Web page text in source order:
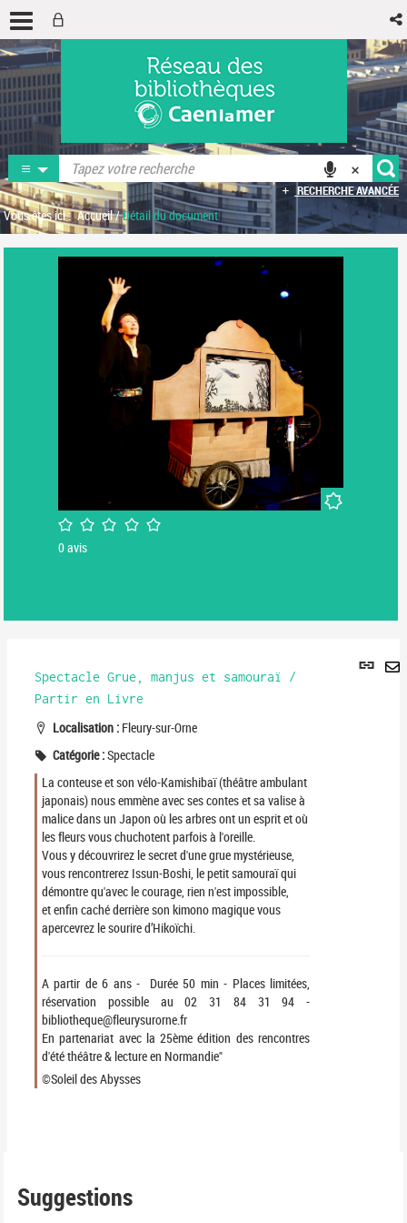
RECHERCHE AVANCÉE
Vous êtes ici : Accueil/Détail du document
Nouveauté
/5
0avis
Lien
Spectacle Grue, manjus et samouraï /
Partir en Livre
Localisation : Fleury-sur-Orne
Catégorie :Spectacle
La conteuse et son vélo-Kamishibaï (théâtre ambulant
japonais) nous emmène avec ses contes et sa valise à
malice dans un Japon où les arbres ont un esprit et où
les fleurs vous chuchotent parfois à l'oreille.
Vous y découvrirez le secret d'une grue mystérieuse,
vous rencontrerez Issun-Boshi, le petit samouraï qui
démontre qu'avec le courage, rien n'est impossible,
etenfin caché derrière son kimono magique vous
apercevrez le sourire d’Hikoïchi.
A partir de 6 ans - Durée 50 min - Places limitées,
réservation possible au 02 31 84 31 94 -
bibliotheque@fleurysurorne.fr
En partenariat avec la 25ème édition des rencontres
d'été théâtre & lectureen Normandie"
©Soleil des Abysses
Suggestions